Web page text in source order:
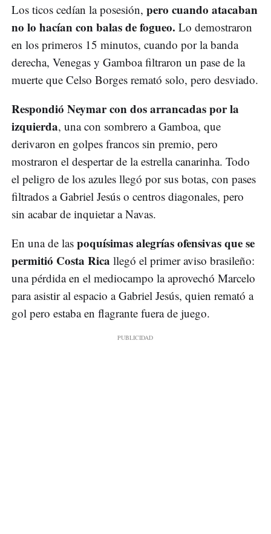
Los ticos cedían la posesión, pero cuando atacaban
no lo hacían con balas de fogueo. Lo demostraron
en los primeros 15 minutos, cuando por la banda
derecha, Venegas y Gamboa filtraron un pase de la
muerte que Celso Borges remató solo, pero desviado.
Respondió Neymar con dos arrancadas por la
izquierda, una con sombrero a Gamboa, que
derivaron en golpes francos sin premio, pero
mostraron el despertar de la estrella canarinha. Todo
el peligro de los azules llegó por sus botas, con pases
filtrados a Gabriel Jesús o centros diagonales, pero
sin acabar de inquietar a Navas.
En una de las poquísimas alegrías ofensivas que se
permitió Costa Rica llegó el primer aviso brasileño:
una pérdida en el mediocampo la aprovechó Marcelo
para asistir al espacio a Gabriel Jesús, quien remató a
gol pero estaba en flagrante fuera de juego.